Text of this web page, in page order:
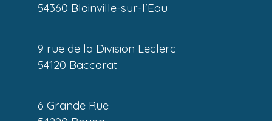
54360 Blainville-sur-l'Eau
9 rue de la Division Leclerc
54120 Baccarat
6 Grande Rue